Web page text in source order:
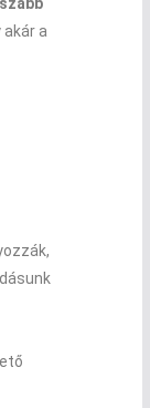
akár a